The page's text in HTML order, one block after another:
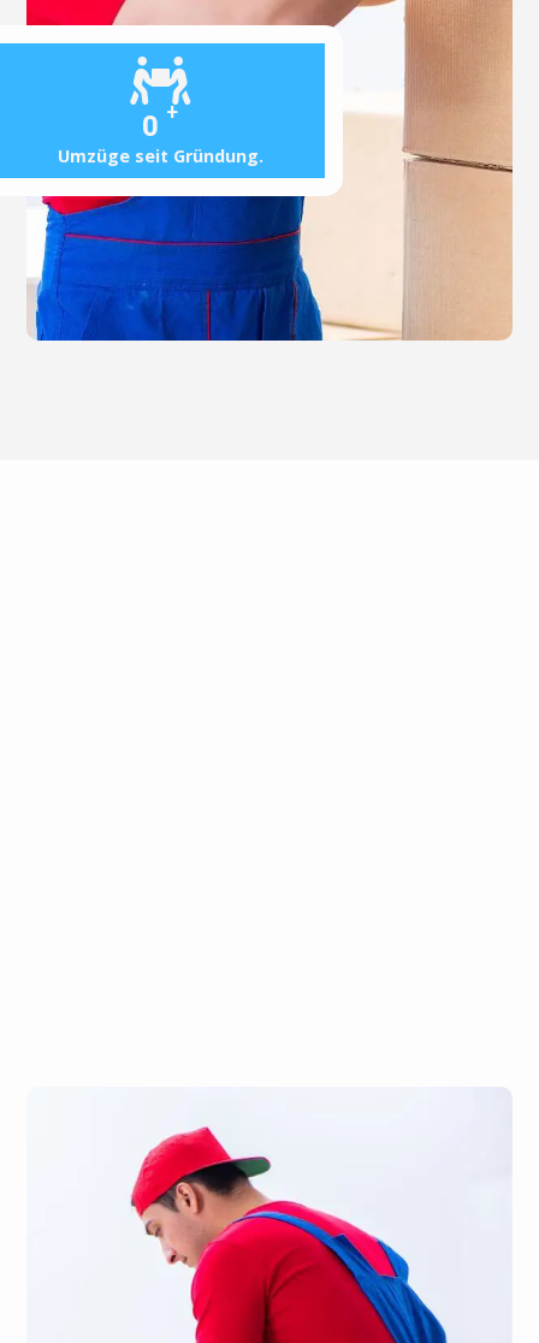
0 +
Umzüge seit Gründung.